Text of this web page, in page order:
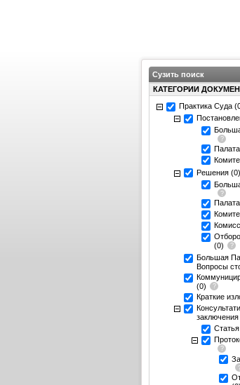
Сузить поиск
КАТЕГОРИИ
Практика Суда
Палата
Решения (0)
Палата
(0)
Большая
Вопросы
(0)
Краткие
заключения